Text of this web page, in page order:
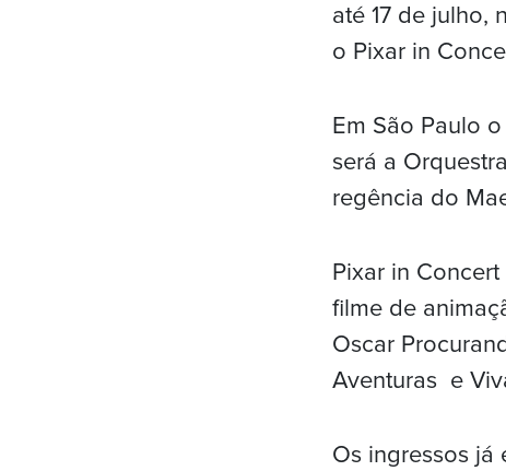
até 17 de julho,
o Pixar in
Em São Paulo
será a
regência do
Pixar in
filme de
Oscar
Aventuras e
Os ingressos já